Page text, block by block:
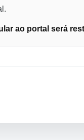
ao portal será